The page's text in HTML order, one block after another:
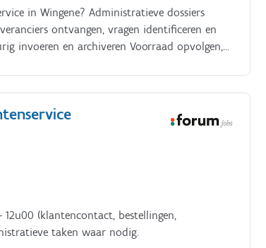
in Wingene? Administratieve dossiers
ontvangen, vragen identificeren en
invoeren en archiveren Voorraad opvolgen,
(klantencontact, bestellingen,
taken waar nodig.